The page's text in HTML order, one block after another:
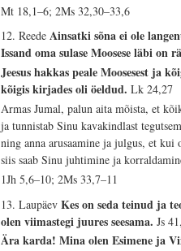
Mt 18,1–6; 2Ms 32,30–33,6
12. ReedeAinsatki sõna ei ole
Issand oma sulase Moosese läbi on
Jeesus hakkas peale Moosesest ja
kõigis kirjades oli öeldud.Lk 24,27
Armas Jumal, palun aita mõista, et
ja tunnistab Sinu kavakindlast
ning anna arusaamine ja julgus, et kui
siis saab Sinu juhtimine ja
1Jh 5,6–10; 2Ms 33,7–11
13. LaupäevKes on seda teinud ja
olen viimastegi juures seesama.Js
Ära karda! Mina olen Esimene ja